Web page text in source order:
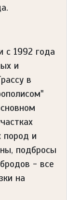
с 1992 года
и
в
пород и
подбросы
- все
на